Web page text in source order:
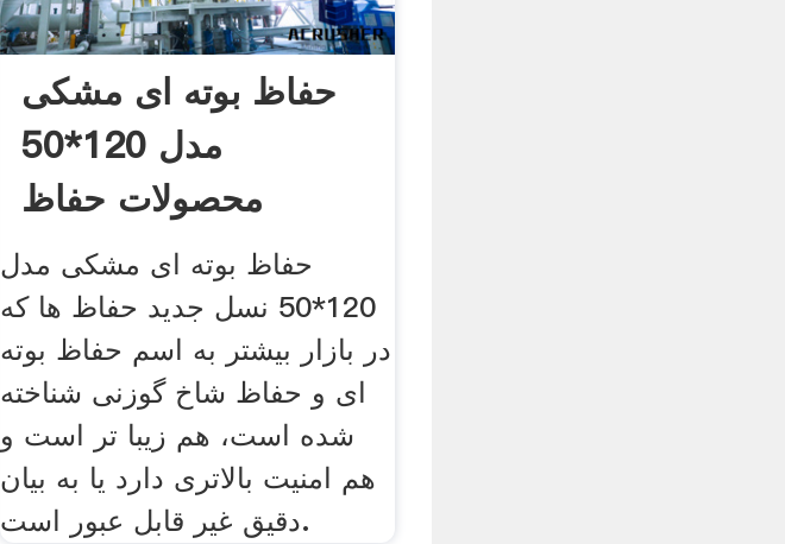
حفاظ بوته ای مشکی
مدل 120*50
محصولات حفاظ
ساختمان در ...
حفاظ بوته ای مشکی مدل
120*50 نسل جدید حفاظ ها که
در بازار بیشتر به اسم حفاظ بوته
ای و حفاظ شاخ گوزنی شناخته
شده است، هم زیبا تر است و
هم امنیت بالاتری دارد یا به بیان
دقیق غیر قابل عبور است.